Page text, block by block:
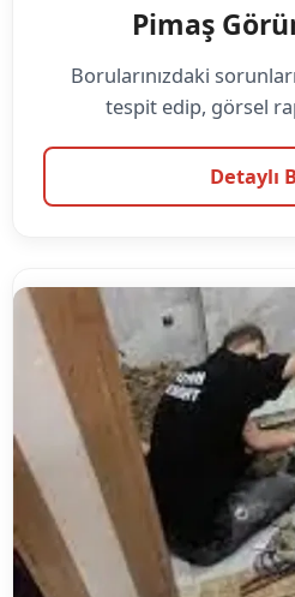
Pimaş
Borularınızdaki
tespit edip, görsel
Detaylı